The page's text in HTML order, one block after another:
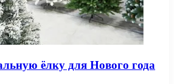
ёлку для Нового года